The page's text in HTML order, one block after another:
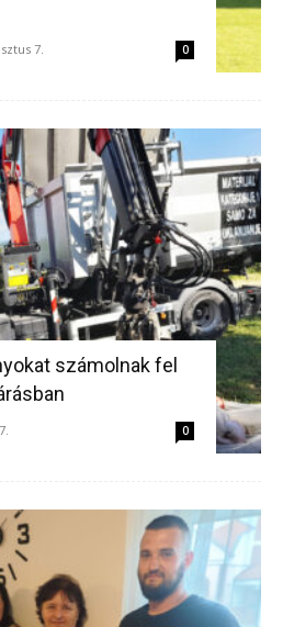
7. 0
számolnak fel
0